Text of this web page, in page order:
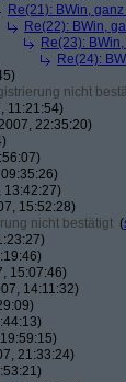
Re(21): BWin,
Re(22): BWin,
Re(23):
Re(24):
nicht
11:21:54)
22:35:20)
13:42:27)
15:52:28)
nicht bestätigt (
15:07:46)
14:11:32)
21:33:24)